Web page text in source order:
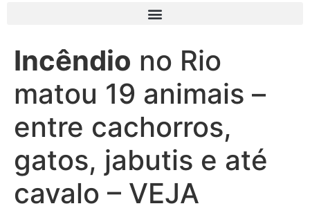
Incêndio no Rio
matou 19 animais –
entre cachorros,
gatos, jabutis e até
cavalo – VEJA